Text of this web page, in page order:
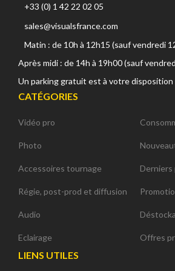
+33 (0) 1 42 22 02 05
sales@visualsfrance.com
Matin : de 10h à 12h15 (sauf vendredi
Après midi : de 14h à 19h00 (sauf
Un parking gratuit est à votre disposition
CATÉGORIES
Vidéo pro
Photo
Accessoires tournage
Régie, post-prod et diffusion
Audio
Eclairage Offres
LIENS UTILES